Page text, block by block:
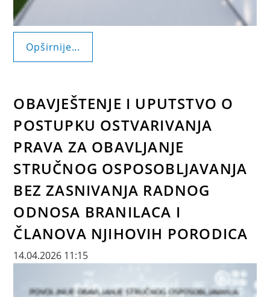
Opširnije...
OBAVJEŠTENJE I UPUTSTVO O
POSTUPKU OSTVARIVANJA
PRAVA ZA OBAVLJANJE
STRUČNOG OSPOSOBLJAVANJA
BEZ ZASNIVANJA RADNOG
ODNOSA BRANILACA I
ČLANOVA NJIHOVIH PORODICA
14.04.2026 11:15